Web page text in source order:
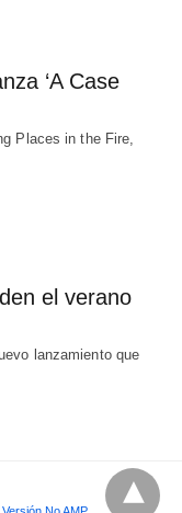
‘A Case
Places in the Fire,
el verano
lanzamiento que